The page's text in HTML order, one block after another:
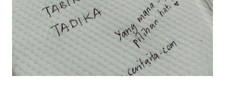
bahagi lah siapa nak pimpin siapa... dan biasanya aku akan
dukung adik hadi sambil pimpin kakak husna... yang abg
ngah dengan abg long terserah pada shah la pulak.. tapi
kalau ikut anak-anak semua nak ummi pimpin... ajer rebeh
ba...